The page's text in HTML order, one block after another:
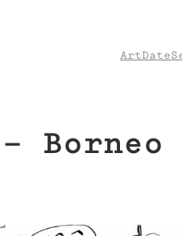
ArtDate
Borneo